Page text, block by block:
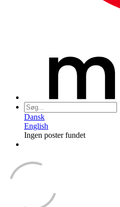
Dansk
English
Ingen poster fundet